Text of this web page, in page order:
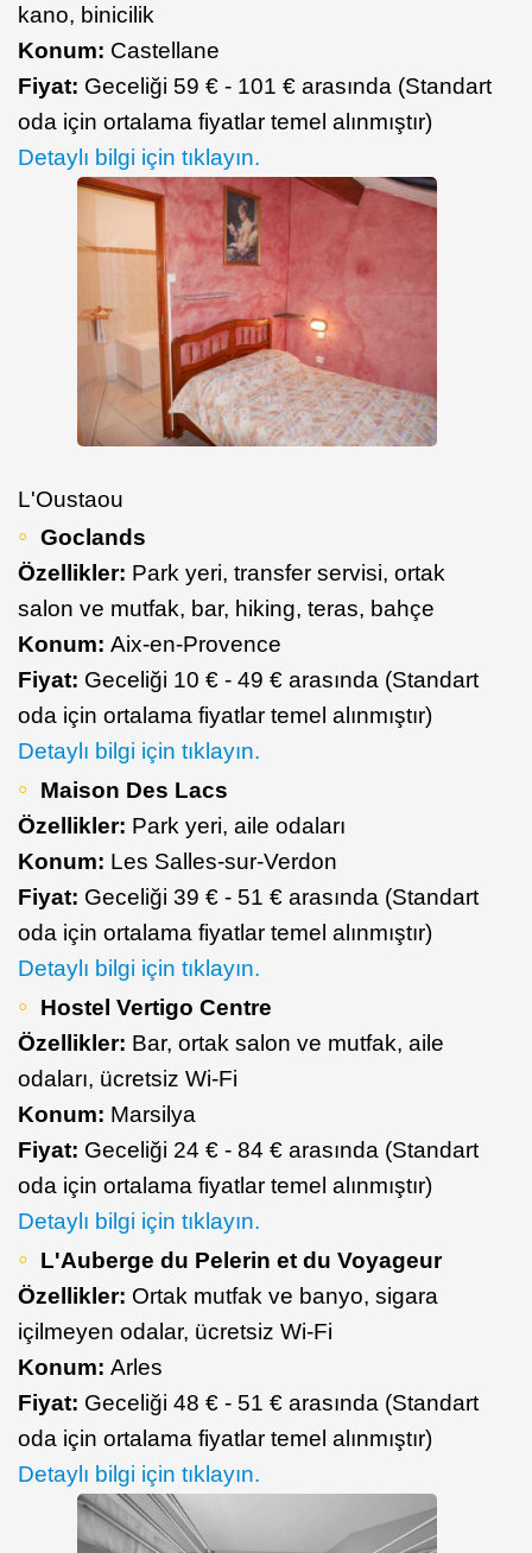
kano, binicilik
Konum: Castellane
Fiyat: Geceliği 59 € - 101 € arasında (Standart
oda için ortalama fiyatlar temel alınmıştır)
Detaylı bilgi için tıklayın.
L'Oustaou
Goclands
Özellikler: Park yeri, transfer servisi, ortak
salon ve mutfak, bar, hiking, teras, bahçe
Konum: Aix-en-Provence
Fiyat: Geceliği 10 € - 49 € arasında (Standart
oda için ortalama fiyatlar temel alınmıştır)
Detaylı bilgi için tıklayın.
Maison Des Lacs
Özellikler: Park yeri, aile odaları
Konum: Les Salles-sur-Verdon
Fiyat: Geceliği 39 € - 51 € arasında (Standart
oda için ortalama fiyatlar temel alınmıştır)
Detaylı bilgi için tıklayın.
Hostel Vertigo Centre
Özellikler: Bar, ortak salon ve mutfak, aile
odaları, ücretsiz Wi-Fi
Konum: Marsilya
Fiyat: Geceliği 24 € - 84 € arasında (Standart
oda için ortalama fiyatlar temel alınmıştır)
Detaylı bilgi için tıklayın.
L'Auberge du Pelerin et du Voyageur
Özellikler: Ortak mutfak ve banyo, sigara
içilmeyen odalar, ücretsiz Wi-Fi
Konum: Arles
Fiyat: Geceliği 48 € - 51 € arasında (Standart
oda için ortalama fiyatlar temel alınmıştır)
Detaylı bilgi için tıklayın.